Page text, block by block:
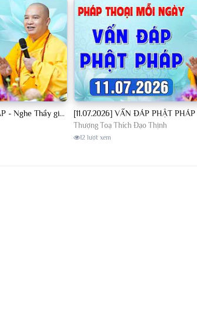
[10.07.2026] VẤN ĐÁP PHẬT PHÁP - Nghe Thầy giảng Pháp mỗi ngày CÔNG ĐỨC VÔ LƯỢNG│TT. Thích Đạo Thịnh
Thượng Toạ Thích Đạo Thịnh
12 lượt xem